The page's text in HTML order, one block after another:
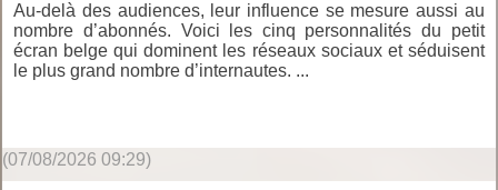
Au-delà des audiences, leur influence se mesure aussi au
nombre d’abonnés. Voici les cinq personnalités du petit
écran belge qui dominent les réseaux sociaux et séduisent
le plus grand nombre d’internautes. ...
(07/08/2026 09:29)